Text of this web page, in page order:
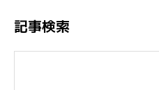
記事検索